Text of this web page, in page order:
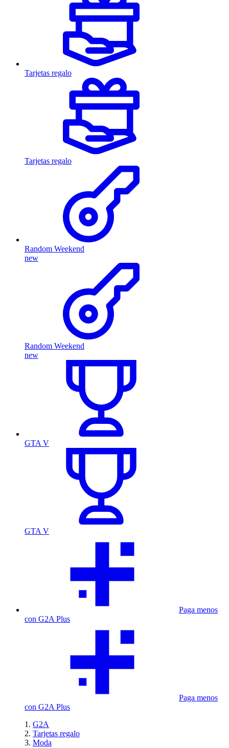
Tarjetas regalo
Tarjetas regalo
Random Weekend
new
Random Weekend
new
GTA V
GTA V
Paga menos
con G2A Plus
Paga menos
con G2A Plus
G2A
Tarjetas regalo
Moda